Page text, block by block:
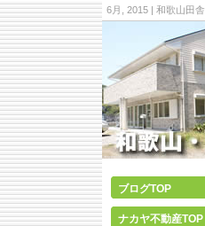
6月, 2015 | 和歌山田
ブログTOP
ナカヤ不動産TOP